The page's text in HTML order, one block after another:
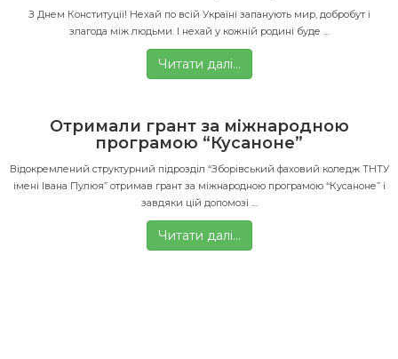
З Днем Конституції! Нехай по всій Україні запанують мир, добробут і
злагода між людьми. І нехай у кожній родині буде …
Читати далі…
Отримали грант за міжнародною
програмою “Кусаноне”
Відокремлений структурний підрозділ “Зборівський фаховий коледж ТНТУ
імені Івана Пулюя” отримав грант за міжнародною програмою “Кусаноне” і
завдяки цій допомозі …
Читати далі…